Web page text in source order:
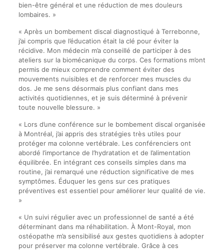
bien-être général et une réduction de mes douleurs
lombaires. »
« Après un bombement discal diagnostiqué à Terrebonne,
j’ai compris que l’éducation était la clé pour éviter la
récidive. Mon médecin m’a conseillé de participer à des
ateliers sur la biomécanique du corps. Ces formations m’ont
permis de mieux comprendre comment éviter des
mouvements nuisibles et de renforcer mes muscles du
dos. Je me sens désormais plus confiant dans mes
activités quotidiennes, et je suis déterminé à prévenir
toute nouvelle blessure. »
« Lors d’une conférence sur le bombement discal organisée
à Montréal, j’ai appris des stratégies très utiles pour
protéger ma colonne vertébrale. Les conférenciers ont
abordé l’importance de l’hydratation et de l’alimentation
équilibrée. En intégrant ces conseils simples dans ma
routine, j’ai remarqué une réduction significative de mes
symptômes. Éduquer les gens sur ces pratiques
préventives est essentiel pour améliorer leur qualité de vie.
»
« Un suivi régulier avec un professionnel de santé a été
déterminant dans ma réhabilitation. À Mont-Royal, mon
ostéopathe m’a sensibilisé aux gestes quotidiens à adopter
pour préserver ma colonne vertébrale. Grâce à ces